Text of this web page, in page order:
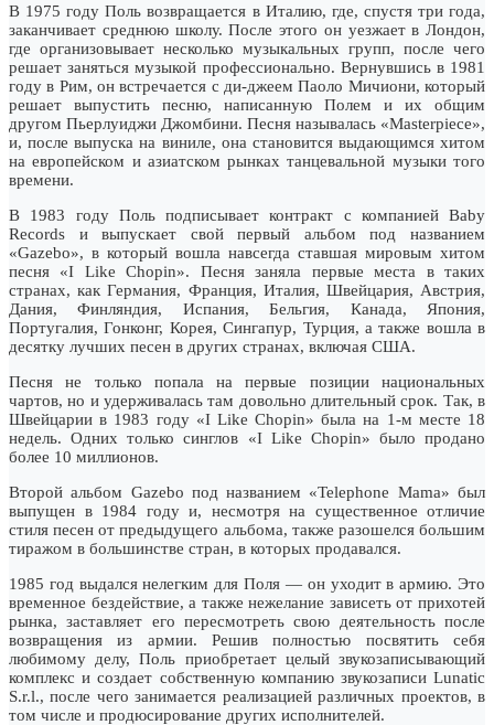
В 1975 году Поль возвращается в Италию, где, спустя три года,
заканчивает среднюю школу. После этого он уезжает в Лондон,
где организовывает несколько музыкальных групп, после чего
решает заняться музыкой профессионально. Вернувшись в 1981
году в Рим, он встречается с ди-джеем Паоло Мичиони, который
решает выпустить песню, написанную Полем и их общим
другом Пьерлуиджи Джомбини. Песня называлась «Masterpiece»,
и, после выпуска на виниле, она становится выдающимся хитом
на европейском и азиатском рынках танцевальной музыки того
времени.
В 1983 году Поль подписывает контракт с компанией Baby
Records и выпускает свой первый альбом под названием
«Gazebo», в который вошла навсегда ставшая мировым хитом
песня «I Like Chopin». Песня заняла первые места в таких
странах, как Германия, Франция, Италия, Швейцария, Австрия,
Дания, Финляндия, Испания, Бельгия, Канада, Япония,
Португалия, Гонконг, Корея, Сингапур, Турция, а также вошла в
десятку лучших песен в других странах, включая США.
Песня не только попала на первые позиции национальных
чартов, но и удерживалась там довольно длительный срок. Так, в
Швейцарии в 1983 году «I Like Chopin» была на 1-м месте 18
недель. Одних только синглов «I Like Chopin» было продано
более 10 миллионов.
Второй альбом Gazebo под названием «Telephone Mama» был
выпущен в 1984 году и, несмотря на существенное отличие
стиля песен от предыдущего альбома, также разошелся большим
тиражом в большинстве стран, в которых продавался.
1985 год выдался нелегким для Поля — он уходит в армию. Это
временное бездействие, а также нежелание зависеть от прихотей
рынка, заставляет его пересмотреть свою деятельность после
возвращения из армии. Решив полностью посвятить себя
любимому делу, Поль приобретает целый звукозаписывающий
комплекс и создает собственную компанию звукозаписи Lunatic
S.r.l., после чего занимается реализацией различных проектов, в
том числе и продюсирование других исполнителей.